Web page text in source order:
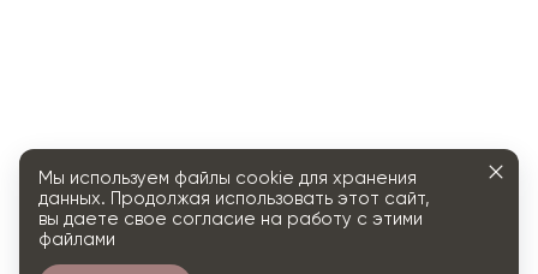
Мы используем файлы cookie для хранения
данных. Продолжая использовать этот сайт,
вы даете свое согласие на работу с этими
файлами